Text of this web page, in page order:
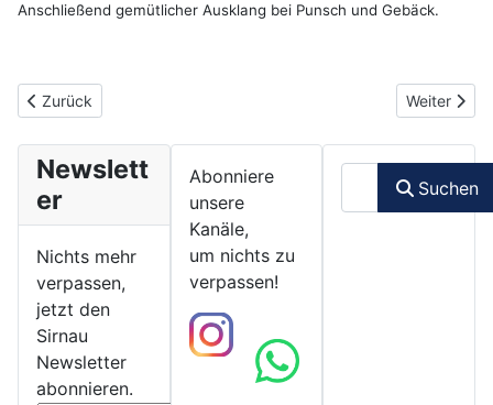
Anschließend gemütlicher Ausklang bei Punsch und Gebäck.
Vorheriger Beitrag: 07.12.2022 - Stück für Stück schwebt der
Zurück Nächster
Weiter
Newslett
er
Nichts mehr
verpassen,
jetzt den
Sirnau
Newsletter
abonnieren.
Abonniere
unsere
Kanäle,
um nichts zu
verpassen!
Suchen
Suchen